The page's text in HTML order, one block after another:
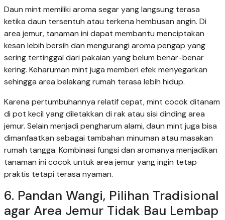
Daun mint memiliki aroma segar yang langsung terasa
ketika daun tersentuh atau terkena hembusan angin. Di
area jemur, tanaman ini dapat membantu menciptakan
kesan lebih bersih dan mengurangi aroma pengap yang
sering tertinggal dari pakaian yang belum benar-benar
kering. Keharuman mint juga memberi efek menyegarkan
sehingga area belakang rumah terasa lebih hidup.
Karena pertumbuhannya relatif cepat, mint cocok ditanam
di pot kecil yang diletakkan di rak atau sisi dinding area
jemur. Selain menjadi pengharum alami, daun mint juga bisa
dimanfaatkan sebagai tambahan minuman atau masakan
rumah tangga. Kombinasi fungsi dan aromanya menjadikan
tanaman ini cocok untuk area jemur yang ingin tetap
praktis tetapi terasa nyaman.
6. Pandan Wangi, Pilihan Tradisional
agar Area Jemur Tidak Bau Lembap